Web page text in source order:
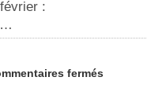
:
…
fermés